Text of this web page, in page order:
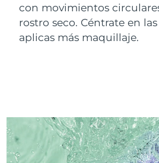
con movimientos
rostro seco. Céntrate en
aplicas más maquillaje.